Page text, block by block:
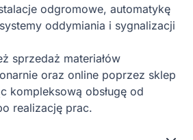
odgromowe, automatykę
oddymiania i sygnalizacji
sprzedaż materiałów
oraz online poprzez sklep
kompleksową obsługę od
realizację prac.